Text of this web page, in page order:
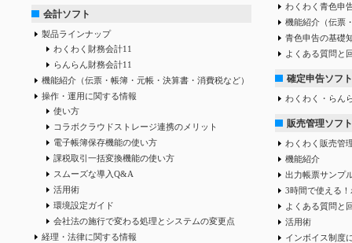
会計ソフト
製品ラインナップ
わくわく財務会計11
らんらん財務会計11
機能紹介（伝票・帳簿・元帳・決算書・消費税など）
操作・運用に関する情報
使い方
コラボクラウドストレージ連携のメリット
電子帳簿保存機能の使い方
課税取引一括変換機能の使い方
スムーズな導入Q&A
活用術
環境設定ガイド
会社法の施行で変わる処理とシステムの変更点
経理・法律に関する情報
わくわく青色申
機能紹介（伝票
青色申告の基礎
よくある質問と
確定申告ソフト
わくわく・らん
販売管理ソフト
わくわく販売管
機能紹介
出力帳票サンプ
3時間で使える
よくある質問と
活用術
インボイス制度